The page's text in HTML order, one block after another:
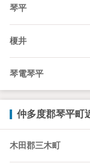
琴平
榎井
琴電琴平
仲多度郡琴平町
木田郡三木町